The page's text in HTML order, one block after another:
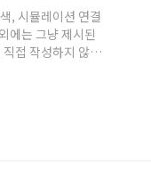
, 시뮬레이션 연결
에는 그냥 제시된
접 작성하지 않았
는 분이나, 백준